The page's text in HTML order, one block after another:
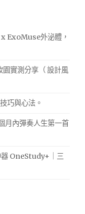
ExoMuse外泌體，
實測分享（ 設計風
巧與心法。
月內彈奏人生第一首
器 OneStudy+｜三